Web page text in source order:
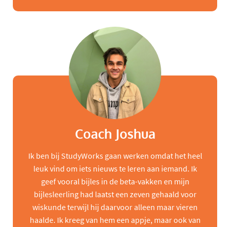
Coach Joshua
Ik ben bij StudyWorks gaan werken omdat het heel
leuk vind om iets nieuws te leren aan iemand. Ik
geef vooral bijles in de beta-vakken en mijn
bijlesleerling had laatst een zeven gehaald voor
wiskunde terwijl hij daarvoor alleen maar vieren
haalde. Ik kreeg van hem een appje, maar ook van